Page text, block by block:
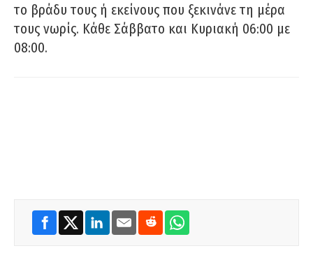
το βράδυ τους ή εκείνους που ξεκινάνε τη μέρα
τους νωρίς. Κάθε Σάββατο και Κυριακή 06:00 με
08:00.